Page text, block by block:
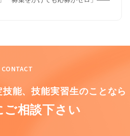
CONTACT
技能、技能実習生のことなら
ご相談下さい